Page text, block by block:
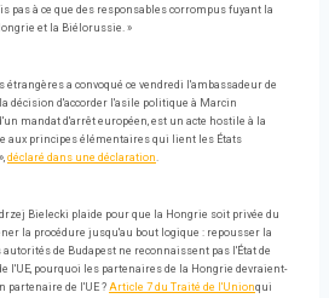
pas à ce que des responsables corrompus fuyant la
et la Biélorussie. »
a convoqué ce vendredi l'ambassadeur de
décision d'accorder l'asile politique à Marcin
mandat d'arrêt européen, est un acte hostile à la
aux principes élémentaires qui lient les États
déclaré dans une déclaration.
Bielecki plaide pour que la Hongrie soit privée du
la procédure jusqu'au bout logique : repousser la
de Budapest ne reconnaissent pas l'État de
l'UE, pourquoi les partenaires de la Hongrie devraient-
partenaire de l'UE ? Article 7 du Traité de l'Unionqui